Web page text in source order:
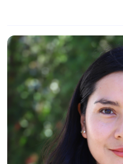
Comités Institucionales